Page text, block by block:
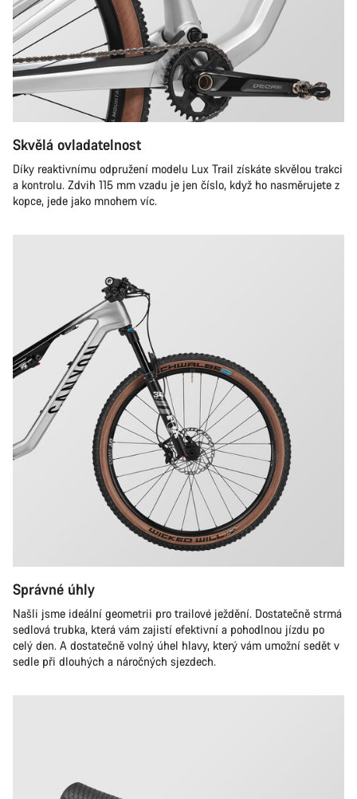
Skvělá ovladatelnost
Díky reaktivnímu odpružení modelu Lux Trail získáte skvělou trakci
a kontrolu. Zdvih 115 mm vzadu je jen číslo, když ho nasměrujete z
kopce, jede jako mnohem víc.
Správné úhly
Našli jsme ideální geometrii pro trailové ježdění. Dostatečně strmá
sedlová trubka, která vám zajistí efektivní a pohodlnou jízdu po
celý den. A dostatečně volný úhel hlavy, který vám umožní sedět v
sedle při dlouhých a náročných sjezdech.